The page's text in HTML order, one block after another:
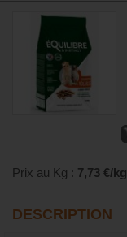
Prix au Kg : 7,73 €/kg
DESCRIPTION